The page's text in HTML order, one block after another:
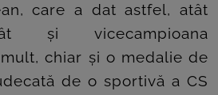
care a dat astfel, atât
și vicecampioana
chiar și o medalie de
de o sportivă a CS